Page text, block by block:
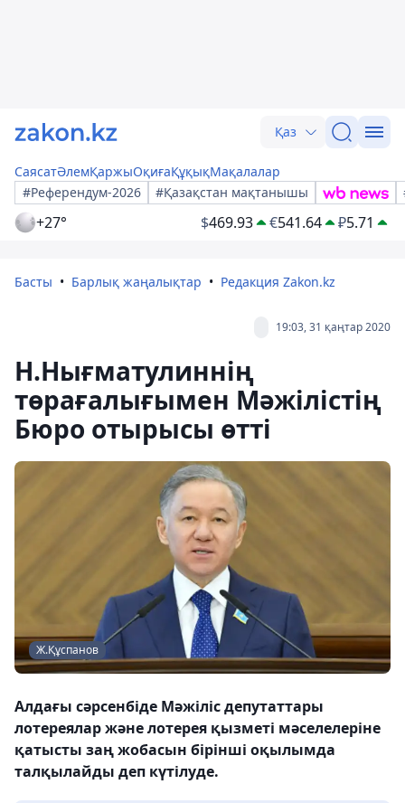
Қаз
СаясатӘлемҚаржыОқиғаҚұқықМақалалар
#Референдум-2026
#Қазақстан мақтанышы
+27° $469.93 €541.64 ₽5.71
Басты Барлық жаңалықтар Редакция Zakon.kz
19:03, 31 қаңтар 2020
Н.Нығматулиннің
төрағалығымен Мәжілістің
Бюро отырысы өтті
Ж.Құспанов
Алдағы сәрсенбіде Мәжіліс депутаттары
лотереялар және лотерея қызметі мәселелеріне
қатысты заң жобасын бірінші оқылымда
талқылайды деп күтілуде.